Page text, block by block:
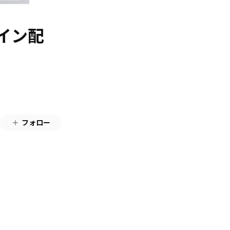
ン配
フォロー